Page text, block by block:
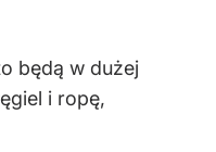
będą w dużej
i ropę,